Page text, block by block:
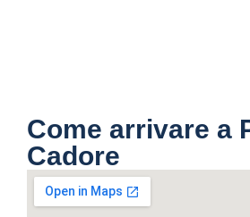
Come arrivare a
Cadore